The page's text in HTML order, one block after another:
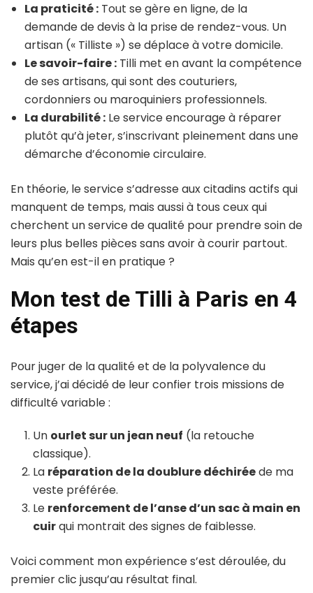
La praticité : Tout se gère en ligne, de la
demande de devis à la prise de rendez-vous. Un
artisan (« Tilliste ») se déplace à votre domicile.
Le savoir-faire : Tilli met en avant la compétence
de ses artisans, qui sont des couturiers,
cordonniers ou maroquiniers professionnels.
La durabilité : Le service encourage à réparer
plutôt qu’à jeter, s’inscrivant pleinement dans une
démarche d’économie circulaire.
En théorie, le service s’adresse aux citadins actifs qui
manquent de temps, mais aussi à tous ceux qui
cherchent un service de qualité pour prendre soin de
leurs plus belles pièces sans avoir à courir partout.
Mais qu’en est-il en pratique ?
Mon test de Tilli à Paris en 4
étapes
Pour juger de la qualité et de la polyvalence du
service, j’ai décidé de leur confier trois missions de
difficulté variable :
Un ourlet sur un jean neuf (la retouche
classique).
La réparation de la doublure déchiréede ma
veste préférée.
Le renforcement de l’anse d’un sac à main en
cuirqui montrait des signes de faiblesse.
Voici comment mon expérience s’est déroulée, du
premier clic jusqu’au résultat final.